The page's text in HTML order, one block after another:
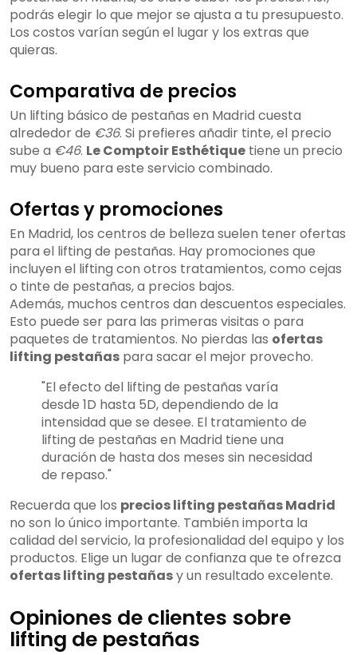
podrás elegir lo que mejor se ajusta a tu presupuesto.
Los costos varían según el lugar y los extras que
quieras.
Comparativa de precios
Un lifting básico de pestañas en Madrid cuesta
alrededor de €36. Si prefieres añadir tinte, el precio
sube a €46. Le Comptoir Esthétique tiene un precio
muy bueno para este servicio combinado.
Ofertas y promociones
En Madrid, los centros de belleza suelen tener ofertas
para el lifting de pestañas. Hay promociones que
incluyen el lifting con otros tratamientos, como cejas
o tinte de pestañas, a precios bajos.
Además, muchos centros dan descuentos especiales.
Esto puede ser para las primeras visitas o para
paquetes de tratamientos. No pierdas las ofertas
lifting pestañas para sacar el mejor provecho.
"El efecto del lifting de pestañas varía
desde 1D hasta 5D, dependiendo de la
intensidad que se desee. El tratamiento de
lifting de pestañas en Madrid tiene una
duración de hasta dos meses sin necesidad
de repaso."
Recuerda que los precios lifting pestañas Madrid
no son lo único importante. También importa la
calidad del servicio, la profesionalidad del equipo y los
productos. Elige un lugar de confianza que te ofrezca
ofertas lifting pestañasy un resultado excelente.
Opiniones de clientes sobre
lifting de pestañas